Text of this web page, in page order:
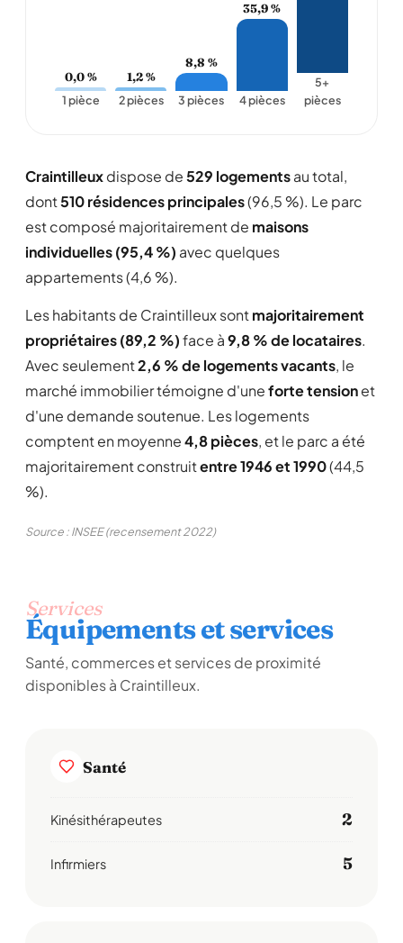
0,0 %
1 pièce
1,2 %
2 pièces
8,8 %
3 pièces
35,9 %
4 pièces
5+
pièces
Craintilleuxdispose de529 logementsau total,
dont510 résidences principales(96,5 %). Le parc
est composé majoritairement de maisons
individuelles (95,4 %) avec quelques
appartements (4,6 %).
Les habitants de Craintilleux sontmajoritairement
propriétaires (89,2 %)face à9,8 % de locataires.
Avec seulement2,6 % de logements vacants, le
marché immobilier témoigne d'uneforte tensionet
d'une demande soutenue. Les logements
comptent en moyenne4,8 pièces, et le parc a été
majoritairement construitentre 1946 et 1990(44,5
%).
Source : INSEE (recensement 2022)
Services
Équipements et services
Santé, commerces et services de proximité
disponibles à Craintilleux.
Santé
Kinésithérapeutes 2
Infirmiers 5